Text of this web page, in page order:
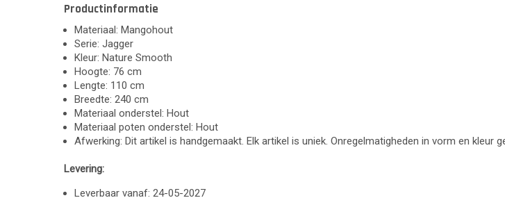
Productinformatie
Materiaal: Mangohout
Serie: Jagger
Kleur: Nature Smooth
Hoogte: 76 cm
Lengte: 110 cm
Breedte: 240 cm
Materiaal onderstel: Hout
Materiaal poten onderstel: Hout
Afwerking: Dit artikel is handgemaakt. Elk artikel is uniek. Onregelmatigheden in vorm en kleur
Levering:
Leverbaar vanaf: 24-05-2027